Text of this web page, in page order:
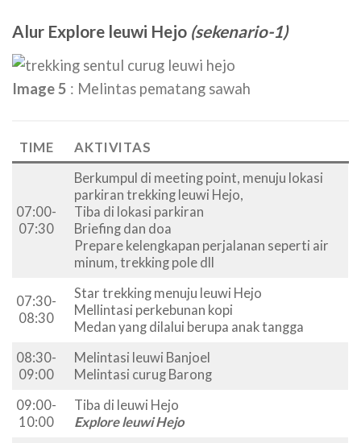
Alur Explore leuwi Hejo (sekenario-1)
Image 5 : Melintas pematang sawah
TIME AKTIVITAS
07:00-
07:30
Berkumpul di meeting point, menuju lokasi
parkiran trekking leuwi Hejo,
Tiba di lokasi parkiran
Briefing dan doa
Prepare kelengkapan perjalanan seperti air
minum, trekking pole dll
07:30-
08:30
Star trekking menuju leuwi Hejo
Mellintasi perkebunan kopi
Medan yang dilalui berupa anak tangga
08:30-
09:00
Melintasi leuwi Banjoel
Melintasi curug Barong
09:00-
10:00
Tiba di leuwi Hejo
Explore leuwi Hejo